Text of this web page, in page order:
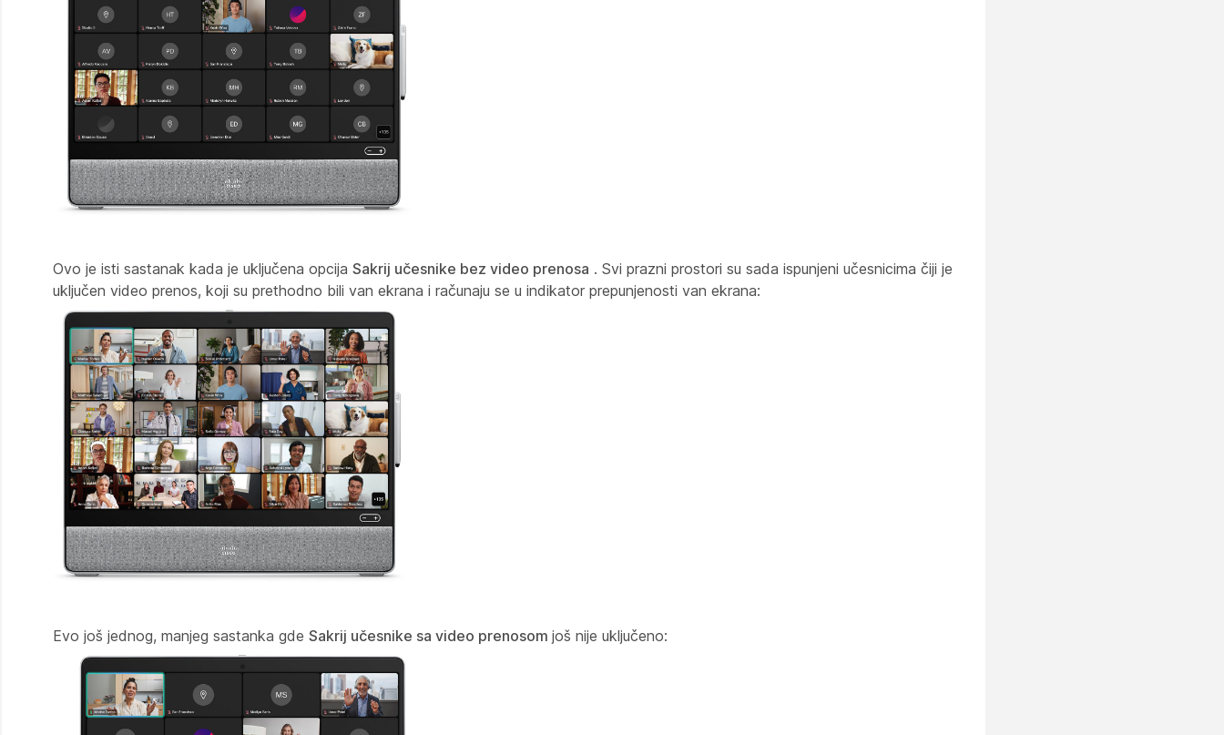
Ovo je isti sastanak kada je uključena opcija Sakrij učesnike bez video prenosa . Svi prazni prostori su sada ispunjeni učesnicima čiji je
uključen video prenos, koji su prethodno bili van ekrana i računaju se u indikator prepunjenosti van ekrana:
Evo još jednog, manjeg sastanka gde Sakrij učesnike sa video prenosom još nije uključeno: